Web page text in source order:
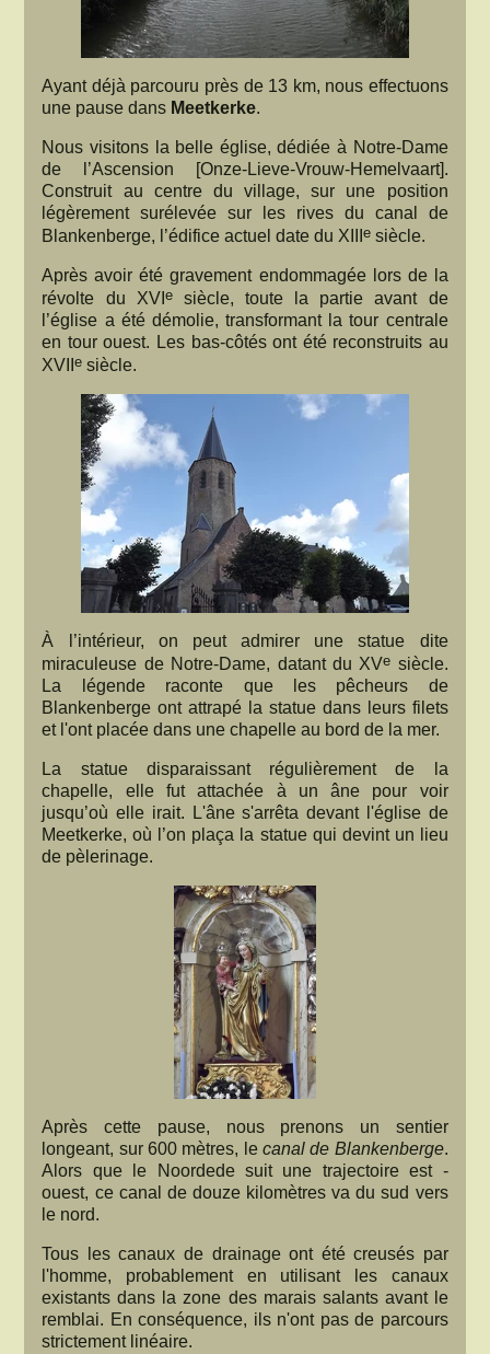
Ayant déjà parcouru près de 13 km, nous effectuons
une pause dans Meetkerke.
Nous visitons la belle église, dédiée à Notre-Dame
de l’Ascension [Onze-Lieve-Vrouw-Hemelvaart].
Construit au centre du village, sur une position
légèrement surélevée sur les rives du canal de
Blankenberge, l’édifice actuel date du XIIIe siècle.
Après avoir été gravement endommagée lors de la
révolte du XVI esiècle, toute la partie avant de
l’église a été démolie, transformant la tour centrale
en tour ouest. Les bas-côtés ont été reconstruits au
XVIIe siècle.
À l’intérieur, on peut admirer une statue dite
miraculeuse de Notre-Dame, datant du XVe siècle.
La légende raconte que les pêcheurs de
Blankenberge ont attrapé la statue dans leurs filets
et l'ont placée dans une chapelle au bord de la mer.
La statue disparaissant régulièrement de la
chapelle, elle fut attachée à un âne pour voir
jusqu’où elle irait. L'âne s'arrêta devant l'église de
Meetkerke, où l’on plaça la statue qui devint un lieu
de pèlerinage.
Après cette pause, nous prenons un sentier
longeant, sur 600 mètres, le canal de Blankenberge.
Alors que le Noordede suit une trajectoire est -
ouest, ce canal de douze kilomètres va du sud vers
le nord.
Tous les canaux de drainage ont été creusés par
l'homme, probablement en utilisant les canaux
existants dans la zone des marais salants avant le
remblai. En conséquence, ils n'ont pas de parcours
strictement linéaire.